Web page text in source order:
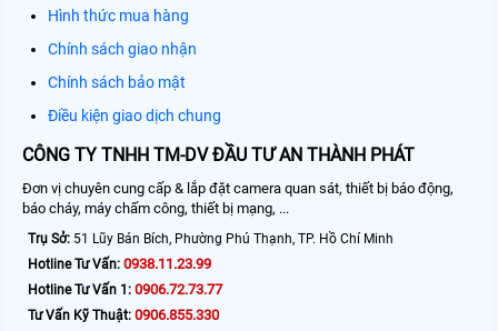
Hình thức mua hàng
Chính sách giao nhận
Chính sách bảo mật
Điều kiện giao dịch chung
CÔNG TY TNHH TM-DV ĐẦU TƯ AN THÀNH PHÁT
Đơn vị chuyên cung cấp & lắp đặt camera quan sát, thiết bị báo động,
báo cháy, máy chấm công, thiết bị mạng, ...
Trụ Sở: 51 Lũy Bán Bích, Phường Phú Thạnh, TP. Hồ Chí Minh
Hotline Tư Vấn: 0938.11.23.99
Hotline Tư Vấn 1: 0906.72.73.77
Tư Vấn Kỹ Thuật: 0906.855.330